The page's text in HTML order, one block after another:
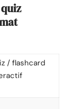
/ flashcard